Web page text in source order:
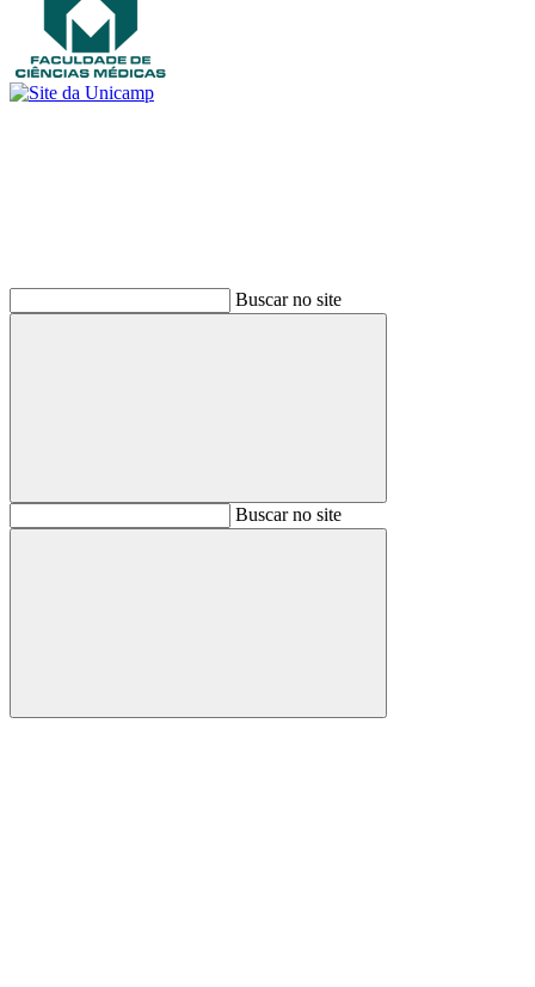
Buscar no site
BuscarBuscar no site
Buscar